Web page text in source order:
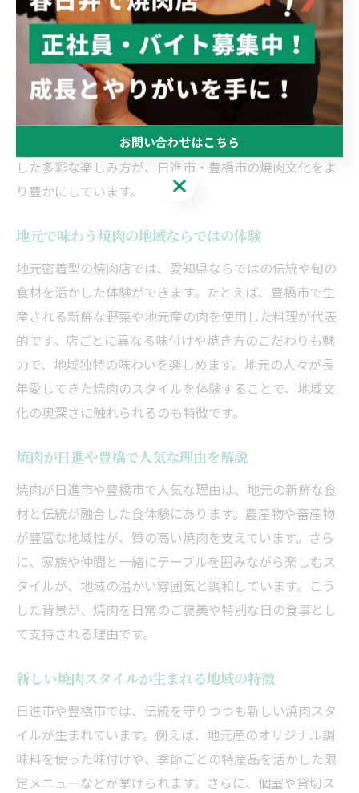
焼肉で広がる日進市や豊橋市の楽しみ方
焼肉は日進市や豊橋市で多様な楽しみ方ができる食文化
の中心です。地元の特産品を活かしたメニューや、落ち
着いた個室空間での食事は、家族や友人との特別な時間
を演出します。例えば、ふるさと納税を活用し、地元産
の食材を自宅で焼肉として味わう方法も人気です。こう
した多彩な楽しみ方が、日進市・豊橋市の焼肉文化をよ
り豊かにしています。
地元で味わう焼肉の地域ならではの体験
地元密着型の焼肉店では、愛知県ならではの伝統や旬の
食材を活かした体験ができます。たとえば、豊橋市で生
産される新鮮な野菜や地元産の肉を使用した料理が代表
的です。店ごとに異なる味付けや焼き方のこだわりも魅
力で、地域独特の味わいを楽しめます。地元の人々が長
年愛してきた焼肉のスタイルを体験することで、地域文
化の奥深さに触れられるのも特徴です。
焼肉が日進や豊橋で人気な理由を解説
焼肉が日進市や豊橋市で人気な理由は、地元の新鮮な食
材と伝統が融合した食体験にあります。農産物や畜産物
が豊富な地域性が、質の高い焼肉を支えています。さら
に、家族や仲間と一緒にテーブルを囲みながら楽しむス
タイルが、地域の温かい雰囲気と調和しています。こう
した背景が、焼肉を日常のご褒美や特別な日の食事とし
て支持される理由です。
新しい焼肉スタイルが生まれる地域の特徴
日進市や豊橋市では、伝統を守りつつも新しい焼肉スタ
イルが生まれています。例えば、地元産のオリジナル調
味料を使った味付けや、季節ごとの特産品を活かした限
定メニューなどが挙げられます。さらに、個室や貸切ス
お問い合わせはこちら
お問い合わせはこちら